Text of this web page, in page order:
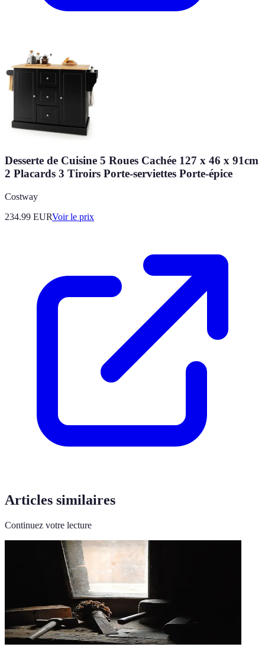
Desserte de Cuisine 5 Roues Cachée 127 x 46 x 91cm
2 Placards 3 Tiroirs Porte-serviettes Porte-épice
Costway
234.99 EURVoir le prix
Articles similaires
Continuez votre lecture